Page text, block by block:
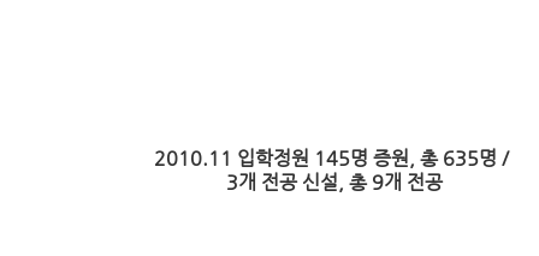
2010.11 입학정원 145명 증원, 총 635명 /
3개 전공 신설, 총 9개 전공